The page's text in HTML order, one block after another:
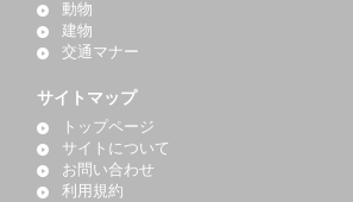
動物
建物
交通マナー
サイトマップ
トップページ
サイトについて
お問い合わせ
利用規約